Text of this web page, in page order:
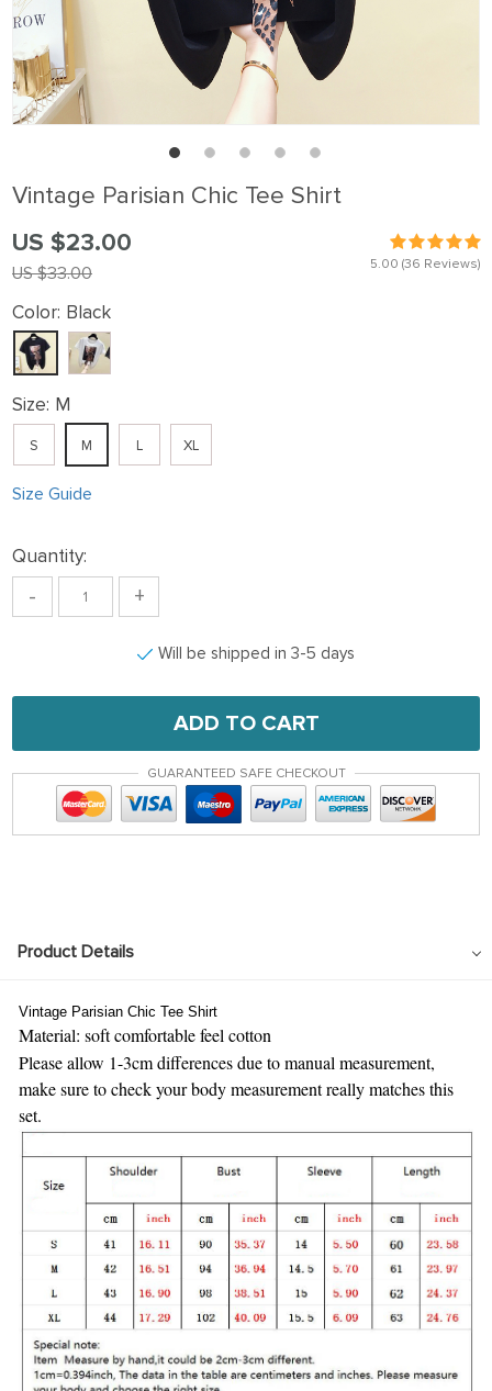
Vintage Parisian Chic Tee Shirt
5.00 (36 Reviews)
US $33.00
US $23.00
Color: Black
Size: M
S M L XL
Size Guide
Quantity:
- +
Will be shipped in 3-5 days
ADD TO CART
GUARANTEED SAFE CHECKOUT
Product Details
Vintage Parisian Chic Tee Shirt
Material: soft comfortable feel cotton
Please allow 1-3cm differences due to manual measurement,
make sure to check your body measurement really matches this
set.